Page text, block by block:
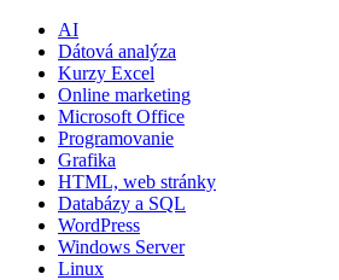
AI
Dátová analýza
Kurzy Excel
Online marketing
Microsoft Office
Programovanie
Grafika
HTML, web stránky
Databázy a SQL
WordPress
Windows Server
Linux